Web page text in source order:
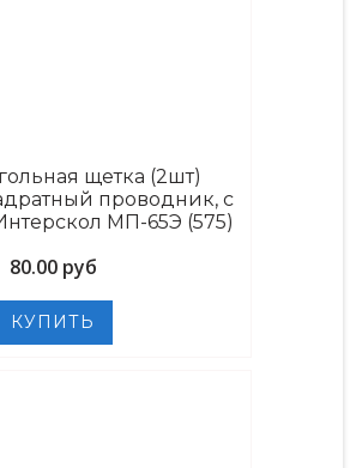
щетка (2шт)
проводник, с
МП-65Э (575)
80.00 руб